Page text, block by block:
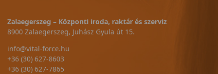
Zalaegerszeg – Központi iroda, raktár és szerviz
8900 Zalaegerszeg, Juhász Gyula út 15.
info@vital-force.hu
+36 (30) 627-8603
+36 (30) 627-7865